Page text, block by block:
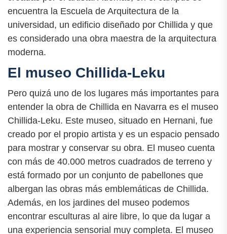
encuentra la Escuela de Arquitectura de la
universidad, un edificio diseñado por Chillida y que
es considerado una obra maestra de la arquitectura
moderna.
El museo Chillida-Leku
Pero quizá uno de los lugares más importantes para
entender la obra de Chillida en Navarra es el museo
Chillida-Leku. Este museo, situado en Hernani, fue
creado por el propio artista y es un espacio pensado
para mostrar y conservar su obra. El museo cuenta
con más de 40.000 metros cuadrados de terreno y
está formado por un conjunto de pabellones que
albergan las obras más emblemáticas de Chillida.
Además, en los jardines del museo podemos
encontrar esculturas al aire libre, lo que da lugar a
una experiencia sensorial muy completa. El museo